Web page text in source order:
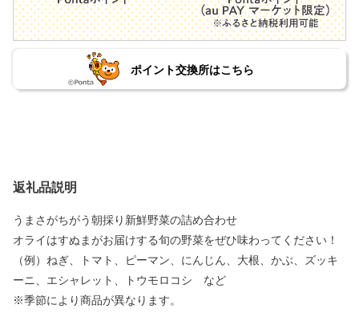
ポイント交換所はこちら
返礼品説明
うまさがちがう朝採り新鮮野菜の詰め合わせ
オライはすぬまがお届けする旬の野菜をぜひ味わってください！
（例）ねぎ、トマト、ピーマン、にんじん、大根、かぶ、ズッキ
ーニ、エシャレット、トウモロコシ など
※季節により商品が異なります。